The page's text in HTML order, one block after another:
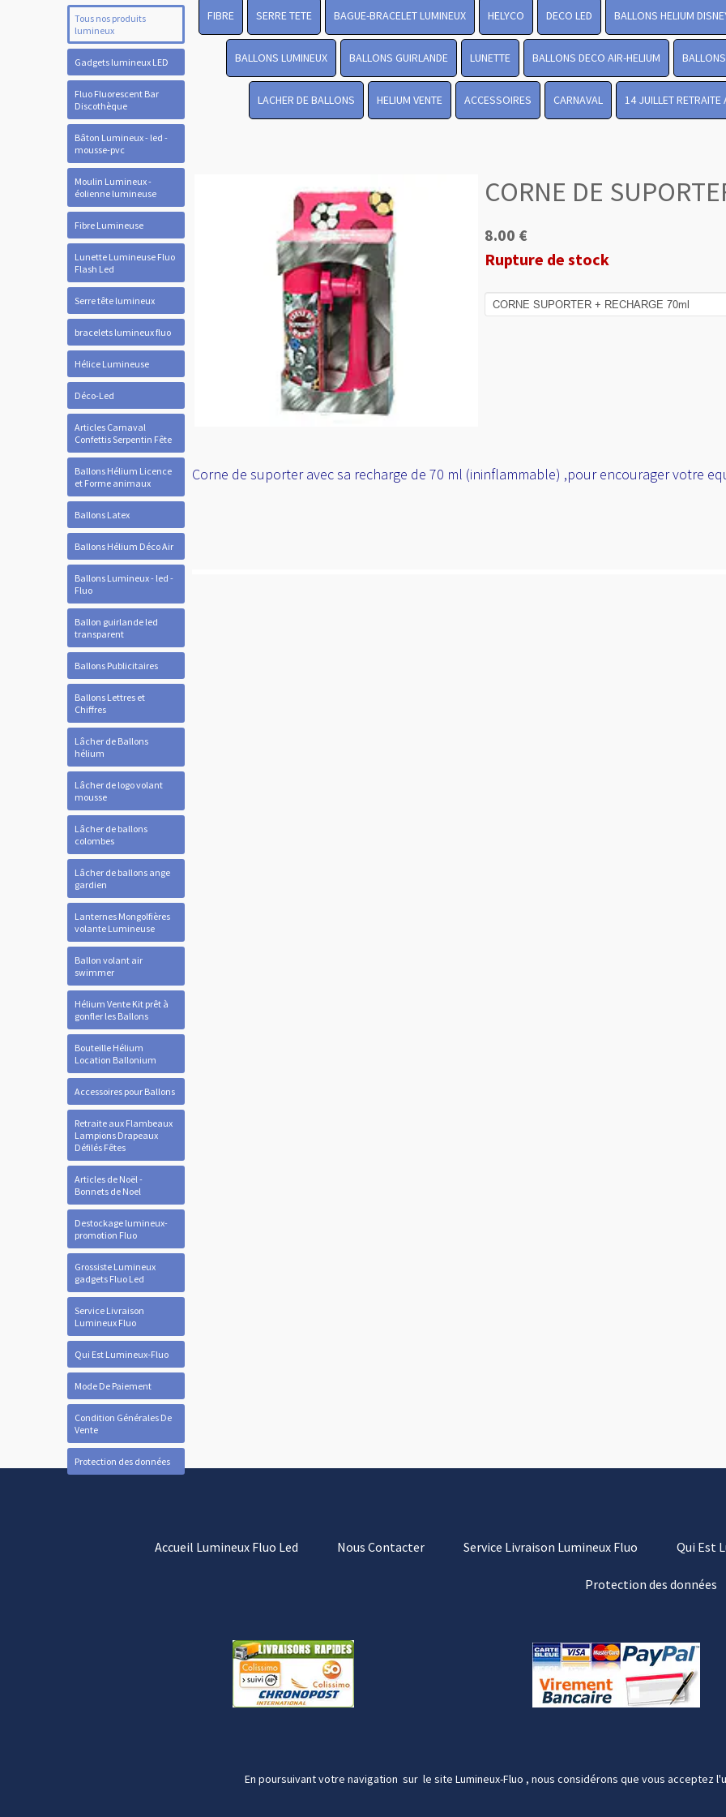
Tous nos produits
lumineux
Gadgets lumineux LED
Fluo Fluorescent Bar
Discothèque
Bâton Lumineux - led -
mousse-pvc
Moulin Lumineux -
éolienne lumineuse
Fibre Lumineuse
Lunette Lumineuse Fluo
Flash Led
Serre tête lumineux
bracelets lumineux fluo
Hélice Lumineuse
Déco-Led
Articles Carnaval
Confettis Serpentin Fête
Ballons Hélium Licence
et Forme animaux
Ballons Latex
Ballons Hélium Déco Air
Ballons Lumineux - led -
Fluo
Ballon guirlande led
transparent
Ballons Publicitaires
Ballons Lettres et
Chiffres
Lâcher de Ballons
hélium
Lâcher de logo volant
mousse
Lâcher de ballons
colombes
Lâcher de ballons ange
gardien
Lanternes Mongolfières
volante Lumineuse
Ballon volant air
swimmer
Hélium Vente Kit prêt à
gonfler les Ballons
Bouteille Hélium
Location Ballonium
Accessoires pour Ballons
Retraite aux Flambeaux
Lampions Drapeaux
Défilés Fêtes
Articles de Noël -
Bonnets de Noel
Destockage lumineux-
promotion Fluo
Grossiste Lumineux
gadgets Fluo Led
Service Livraison
Lumineux Fluo
Qui Est Lumineux-Fluo
Mode De Paiement
Condition Générales De
Vente
Protection des données
Accueil Lumineux Fluo Led Nous Contacter Service Livraison Lumineux Fluo Qui Est
Protection des données
En poursuivant votre navigation sur le site Lumineux-Fluo , nous considérons que vous acceptez
FIBRE SERRE TETE BAGUE-BRACELET LUMINEUX HELYCO DECO LED BALLONS HELIUM
BALLONS LUMINEUX BALLONS GUIRLANDE LUNETTE BALLONS DECO AIR-HELIUM
LACHER DE BALLONS HELIUM VENTE ACCESSOIRES CARNAVAL 14 JUILLET RETRAITE
CORNE DE
8.00 €
Rupture de stock
Corne de suporter avec sa recharge de 70 ml (ininflammable) ,pour encourager votre